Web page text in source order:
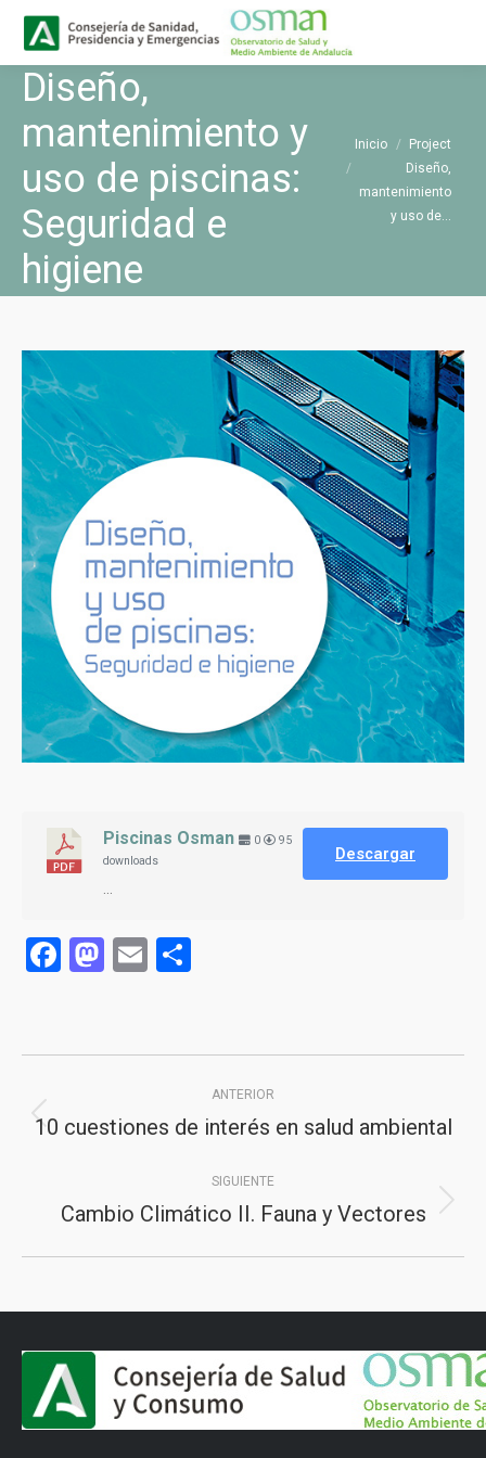
Diseño,
mantenimiento y
uso de piscinas:
Seguridad e
higiene
Estás aquí:
Inicio
Project
Diseño,
mantenimiento
y uso de…
Piscinas Osman 0
95
downloads
...
Descargar
Facebook
Mastodon
Email
entre
ANTERIOR
Proyecto
10 cuestiones de interés en salud ambiental
SIGUIENTE
Proyecto
Cambio Climático II. Fauna y Vectores